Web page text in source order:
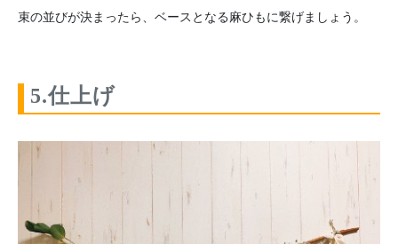
束の並びが決まったら、ベースとなる麻ひもに繋げましょう。
5.仕上げ